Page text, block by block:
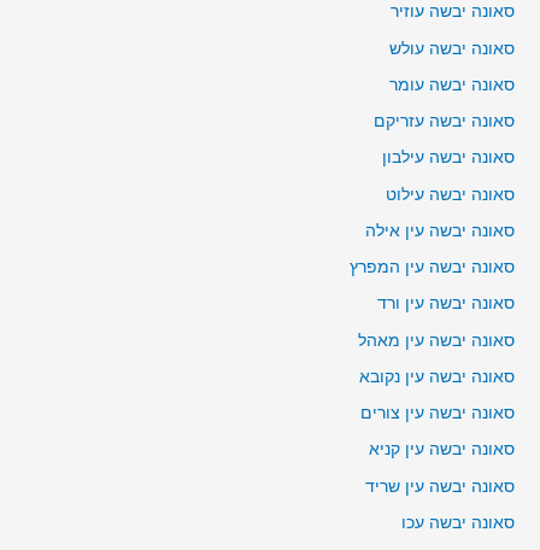
סאונה יבשה עוזיר
סאונה יבשה עולש
סאונה יבשה עומר
סאונה יבשה עזריקם
סאונה יבשה עילבון
סאונה יבשה עילוט
סאונה יבשה עין אילה
סאונה יבשה עין המפרץ
סאונה יבשה עין ורד
סאונה יבשה עין מאהל
סאונה יבשה עין נקובא
סאונה יבשה עין צורים
סאונה יבשה עין קניא
סאונה יבשה עין שריד
סאונה יבשה עכו